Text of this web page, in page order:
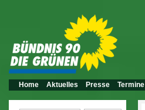
Home Aktuelles Presse Termine